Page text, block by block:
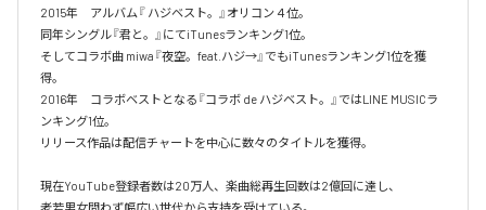
2015年　アルバム『 ハジベスト。』オリコン４位。
同年シングル『君と。』にてiTunesランキング1位。
そしてコラボ曲 miwa『夜空。feat.ハジ→』でもiTunesランキング1位を獲
得。
2016年　コラボベストとなる『コラボ de ハジベスト。』ではLINE MUSICラ
ンキング1位。
リリース作品は配信チャートを中心に数々のタイトルを獲得。
現在YouTube登録者数は20万人、楽曲総再生回数は2億回に達し、